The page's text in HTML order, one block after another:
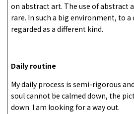
on abstract art. The use of abstract
rare. In such a big environment, to a
regarded as a different kind.
Daily routine
My daily process is semi-rigorous
soul cannot be calmed down, the
down. I am looking for a way out.